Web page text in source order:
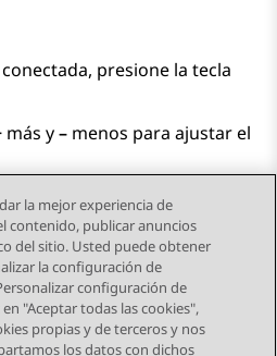
presione la tecla
más y– menos para ajustar el
la mejor experiencia de
contenido, publicar anuncios
del sitio. Usted puede obtener
la configuración de
configuración de
"Aceptar todas las cookies",
propias y de terceros y nos
los datos con dichos